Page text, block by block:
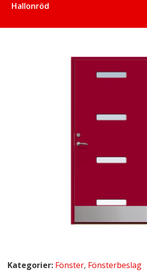
Hallonröd
Kategorier: Fönster, Fönsterbeslag